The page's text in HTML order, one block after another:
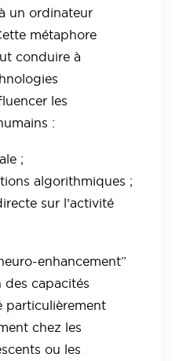
un ordinateur
métaphore
conduire à
les
:
;
algorithmiques ;
sur l’activité
enhancement”
des capacités
particulièrement
chez les
ou les